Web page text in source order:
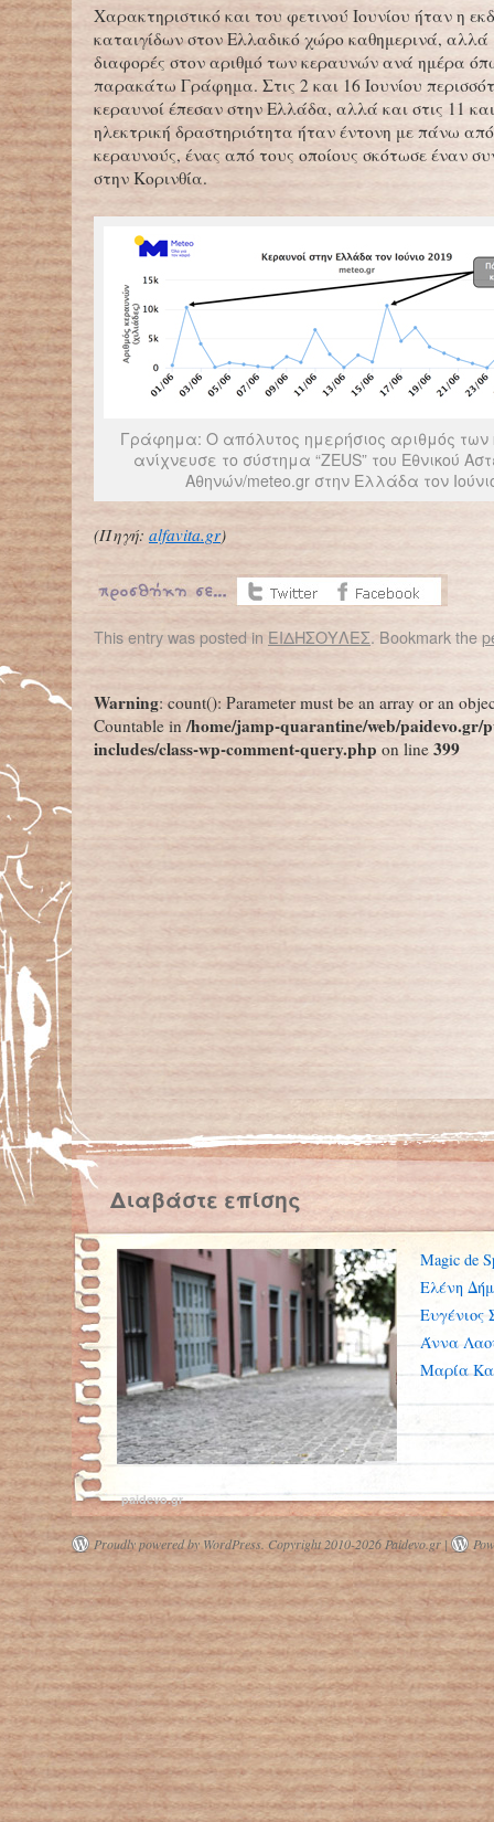
Χαρακτηριστικό και του φετινού Ιουνίου ήταν η
καταιγίδων στον Ελλαδικό χώρο καθημερινά, αλλά
διαφορές στον αριθμό των κεραυνών ανά ημέρα
παρακάτω Γράφημα. Στις 2 και 16 Ιουνίου
κεραυνοί έπεσαν στην Ελλάδα, αλλά και στις 11
ηλεκτρική δραστηριότητα ήταν έντονη με πάνω
κεραυνούς, ένας από τους οποίους σκότωσε έναν
στην Κορινθία.
Γράφημα: Ο απόλυτος ημερήσιος αριθμός
ανίχνευσε το σύστημα “ZEUS” του Εθνικού
Αθηνών/meteo.gr στην Ελλάδα τον
(Πηγή: alfavita.gr)
This entry was posted in ΕΙΔΗΣΟΥΛΕΣ. Bookmark the
Είναι η κατάθλιψη… μεταδοτική; – Οι ειδικοί εξηγούν πώς μας επηρεάζει η ψυχική υγεία των αγαπημένων μας προσώπων
Warning: count(): Parameter must be an array or an
Countable in/home/jamp-quarantine/web/paidevo.gr/
includes/class-wp-comment-query.php on line 399
Διαβάστε επίσης
Θνητότητα σοκ στους χρήστες
ναρκωτικών στην Ελλάδα - Η
υψηλότερη σε Ευρώπη, Αμερική,
Αυστραλία!
Magic de
Ελένη
Ευγένιος
Άννα
Μαρία
paidevo.gr
Proudly powered by WordPress. Copyright 2010-2026 Paidevo.gr |